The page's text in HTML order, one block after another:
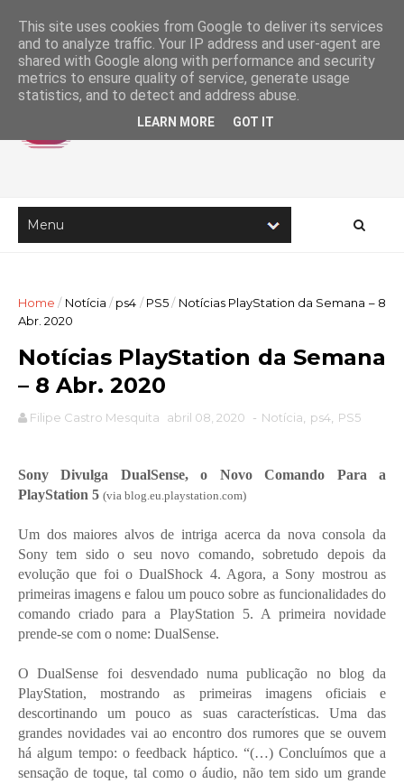
Home / Notícia / ps4 / PS5 / Notícias PlayStation da Semana – 8
Abr. 2020
Notícias PlayStation da Semana
– 8 Abr. 2020
Filipe Castro Mesquita abril 08, 2020 - Notícia ps4 PS5
Sony Divulga DualSense, o Novo Comando Para a
PlayStation 5 (via blog.eu.playstation.com)
Um dos maiores alvos de intriga acerca da nova consola da
Sony tem sido o seu novo comando, sobretudo depois da
evolução que foi o DualShock 4. Agora, a Sony mostrou as
primeiras imagens e falou um pouco sobre as funcionalidades do
comando criado para a PlayStation 5. A primeira novidade
prende-se com o nome: DualSense.
O DualSense foi desvendado numa publicação no blog da
PlayStation, mostrando as primeiras imagens oficiais e
descortinando um pouco as suas características. Uma das
grandes novidades vai ao encontro dos rumores que se ouvem
há algum tempo: o feedback háptico. “(…) Concluímos que a
sensação de toque, tal como o áudio, não tem sido um grande
This site uses cookies from Google to deliver its services
and to analyze traffic. Your IP address and user-agent are
shared with Google along with performance and security
metrics to ensure quality of service, generate usage
statistics, and to detect and address abuse.
LEARN MORE GOT IT